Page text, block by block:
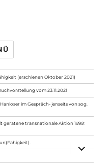
(erschienen Oktober 2021)
vom 23.11.2021
im Gespräch- jenseits von sog.
geratene transnationale Aktion 1999:
anzeigen